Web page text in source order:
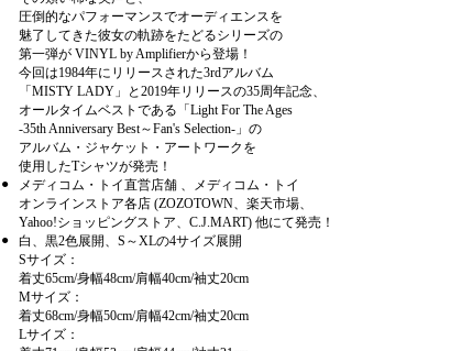
圧倒的なパフォーマンスでオーディエンスを
魅了してきた彼女の軌跡をたどるシリーズの
第一弾が VINYL by Amplifierから登場！
今回は1984年にリリースされた3rdアルバム
「MISTY LADY」と2019年リリースの35周年記念、
オールタイムベストである「Light For The Ages
-35th Anniversary Best～Fan's Selection-」の
アルバム・ジャケット・アートワークを
使用したTシャツが発売！
●
メディコム・トイ直営店舗 、メディコム・トイ
オンラインストア各店 (ZOZOTOWN、楽天市場、
Yahoo!ショッピングストア、C.J.MART) 他にて発売！
●
白、黒2色展開、S～XLの4サイズ展開
Sサイズ：
着丈65cm/身幅48cm/肩幅40cm/袖丈20cm
Mサイズ：
着丈68cm/身幅50cm/肩幅42cm/袖丈20cm
Lサイズ：